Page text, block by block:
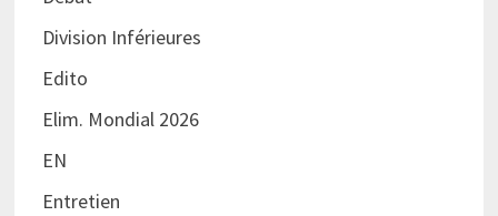
Division Inférieures
Edito
Elim. Mondial 2026
EN
Entretien